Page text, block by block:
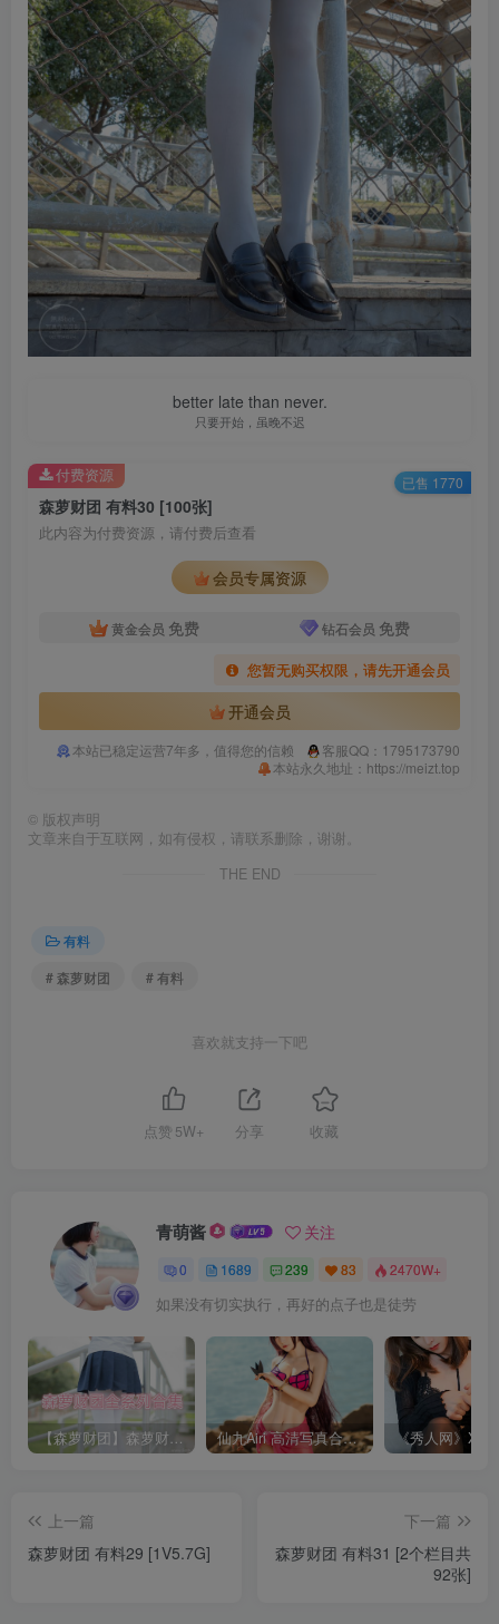
better late than never.
只要开始，虽晚不迟
森萝财团 有料30 [100张]
此内容为付费资源，请付费后查看
会员专属资源
黄金会员 免费 钻石会员 免费
您暂无购买权限，请先开通会员
开通会员
本站已稳定运营7年多，值得您的信赖
客服QQ：1795173790
本站永久地址：https://meizt.top
付费资源 已售 1770
© 版权声明
文章来自于互联网，如有侵权，请联系删除，谢谢。
THE END
有料
# 森萝财团
# 有料
喜欢就支持一下吧
点赞 5W+ 分享 收藏
青萌酱 关注
0 1689 239 83 2470W+
如果没有切实执行，再好的点子也是徒劳
【森萝财团】森萝财团系列福利原版无水印合集下载[与本站内容同步更新] 仙九Airi 高清写真合集[持续更新]
上一篇
森萝财团 有料29 [1V5.7G]
下一篇
森萝财团 有料31 [2个栏目共
92张]